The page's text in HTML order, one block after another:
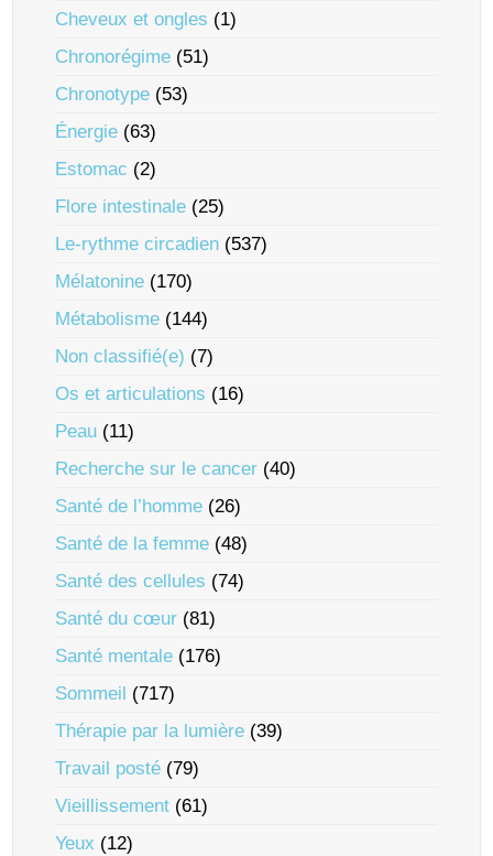
Cheveux et ongles (1)
Chronorégime (51)
Chronotype (53)
Énergie (63)
Estomac (2)
Flore intestinale (25)
Le-rythme circadien (537)
Mélatonine (170)
Métabolisme (144)
Non classifié(e) (7)
Os et articulations (16)
Peau (11)
Recherche sur le cancer (40)
Santé de l’homme (26)
Santé de la femme (48)
Santé des cellules (74)
Santé du cœur (81)
Santé mentale (176)
Sommeil (717)
Thérapie par la lumière (39)
Travail posté (79)
Vieillissement (61)
Yeux (12)